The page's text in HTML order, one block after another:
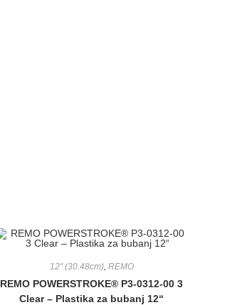
12'' (30.48cm), REMO
REMO POWERSTROKE® P3-0312-00 3
Clear – Plastika za bubanj 12“